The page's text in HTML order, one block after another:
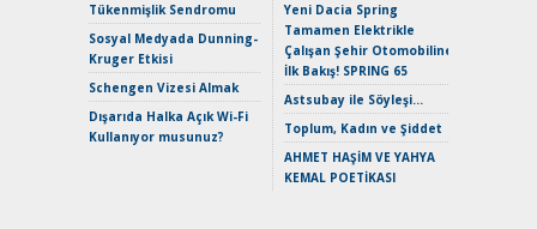
Tükenmişlik Sendromu
Sosyal Medyada Dunning-
Kruger Etkisi
Schengen Vizesi Almak
Dışarıda Halka Açık Wi-Fi
Kullanıyor musunuz?
Yeni Dacia Spring
Tamamen Elektrikle
Çalışan Şehir Otomobiline
İlk Bakış! SPRING 65
Astsubay ile Söyleşi…
Toplum, Kadın ve Şiddet
AHMET HAŞİM VE YAHYA
KEMAL POETİKASI